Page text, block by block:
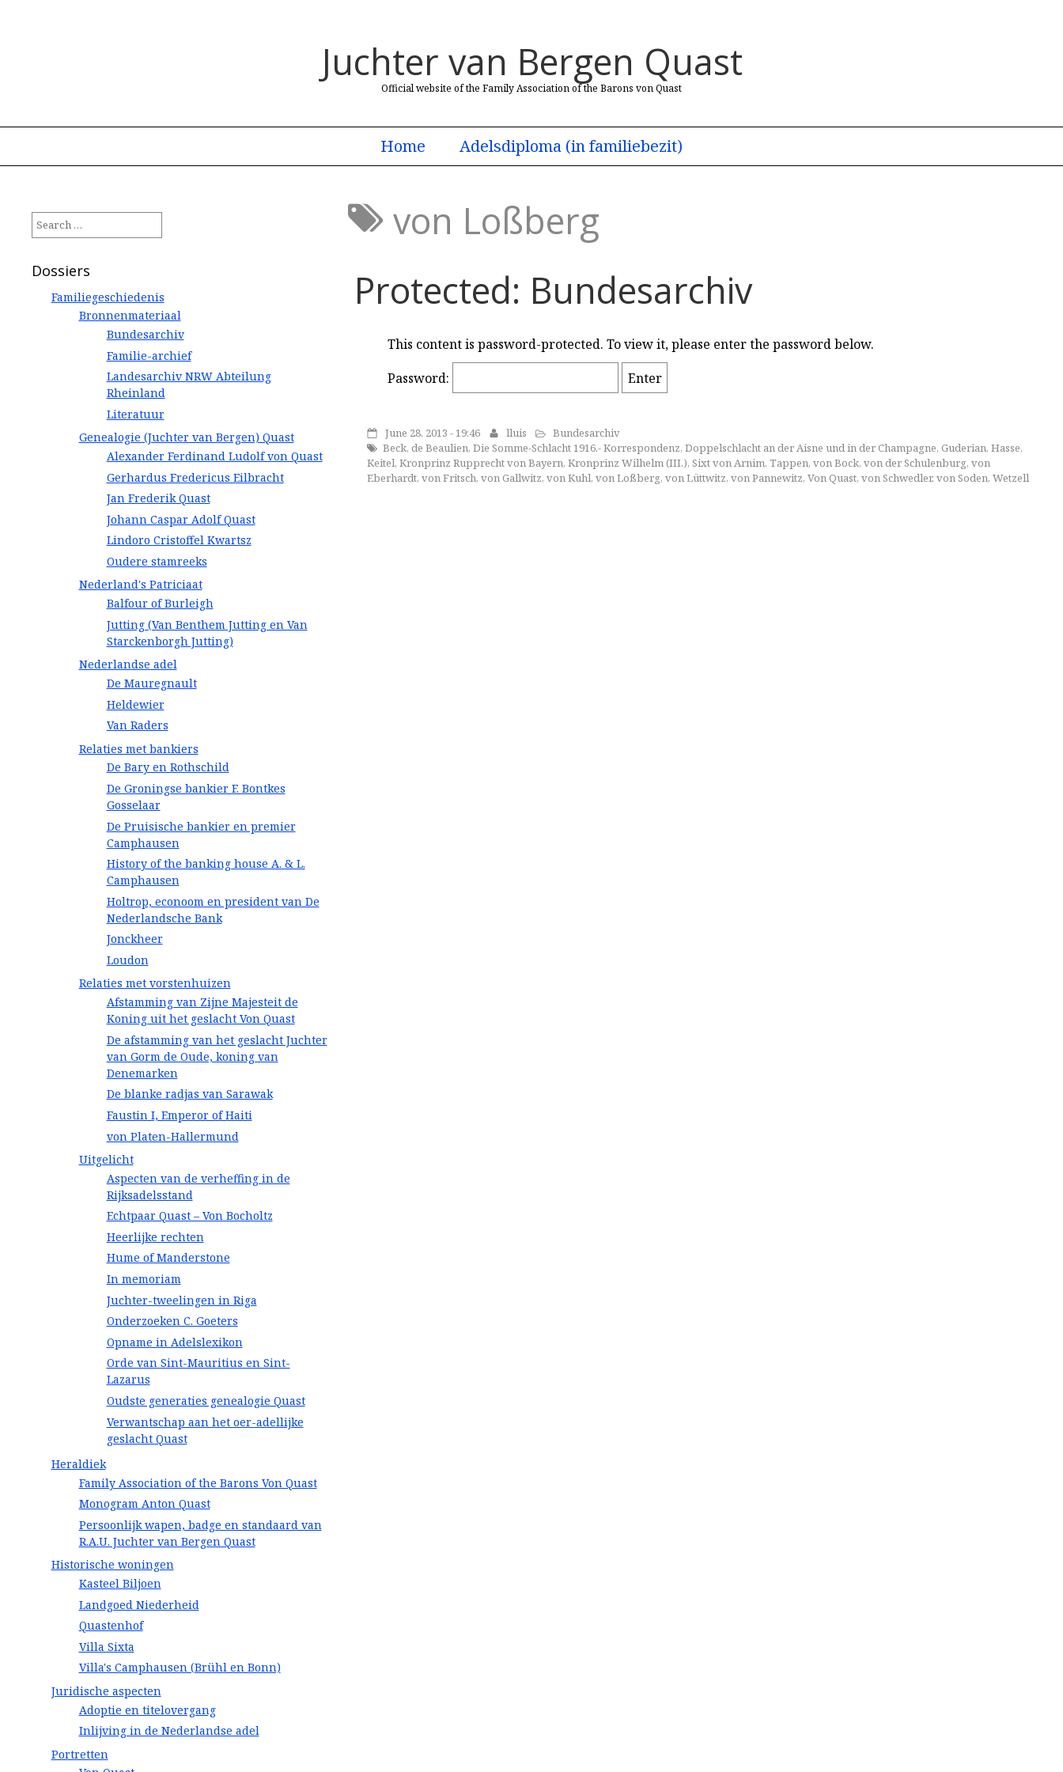
Juchter van Bergen Quast
Official website of the Family Association of the Barons von Quast
Home Adelsdiploma (in familiebezit)
von Loßberg
Protected: Bundesarchiv
This content is password-protected. To view it, please enter the password below.
Password:
June 28, 2013 - 19:46 lluis
Bundesarchiv
Beck, de Beaulien, Die Somme-Schlacht 1916.- Korrespondenz, Doppelschlacht an der Aisne und in der Champagne, Guderian, Hasse,
Keitel,Kronprinz Rupprecht von Bayern,Kronprinz Wilhelm (III.),Sixt von Arnim,Tappen,von Bock,von der Schulenburg,von
Eberhardt,von Fritsch,von Gallwitz,von Kuhl,von Loßberg,von Lüttwitz,von Pannewitz,Von Quast,von Schwedler,von Soden,Wetzell
for:
Dossiers
Familiegeschiedenis
Bronnenmateriaal
Bundesarchiv
Familie-archief
Landesarchiv NRW Abteilung
Rheinland
Literatuur
Genealogie (Juchter van Bergen) Quast
Alexander Ferdinand Ludolf von Quast
Gerhardus Fredericus Eilbracht
Jan Frederik Quast
Johann Caspar Adolf Quast
Lindoro Cristoffel Kwartsz
Oudere stamreeks
Nederland's Patriciaat
Balfour of Burleigh
Jutting (Van Benthem Jutting en Van
Starckenborgh Jutting)
Nederlandse adel
De Mauregnault
Heldewier
Van Raders
Relaties met bankiers
De Bary en Rothschild
De Groningse bankier F. Bontkes
Gosselaar
De Pruisische bankier en premier
Camphausen
History of the banking house A. & L.
Camphausen
Holtrop, econoom en president van De
Nederlandsche Bank
Jonckheer
Loudon
Relaties met vorstenhuizen
Afstamming van Zijne Majesteit de
Koning uit het geslacht Von Quast
De afstamming van het geslacht Juchter
van Gorm de Oude, koning van
Denemarken
De blanke radjas van Sarawak
Faustin I, Emperor of Haiti
von Platen-Hallermund
Uitgelicht
Aspecten van de verheffing in de
Rijksadelsstand
Echtpaar Quast – Von Bocholtz
Heerlijke rechten
Hume of Manderstone
In memoriam
Juchter-tweelingen in Riga
Onderzoeken C. Goeters
Opname in Adelslexikon
Orde van Sint-Mauritius en Sint-
Lazarus
Oudste generaties genealogie Quast
Verwantschap aan het oer-adellijke
geslacht Quast
Heraldiek
Family Association of the Barons Von Quast
Monogram Anton Quast
Persoonlijk wapen, badge en standaard van
R.A.U. Juchter van Bergen Quast
Historische woningen
Kasteel Biljoen
Landgoed Niederheid
Quastenhof
Villa Sixta
Villa's Camphausen (Brühl en Bonn)
Juridische aspecten
Adoptie en titelovergang
Inlijving in de Nederlandse adel
Portretten